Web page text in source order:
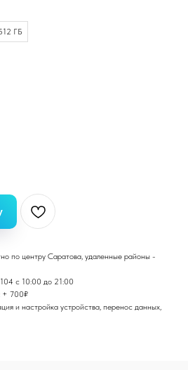
ГБ
по центру Саратова, удаленные районы -
с 10:00 до 21:00
+ 700₽
и настройка устройства, перенос данных,